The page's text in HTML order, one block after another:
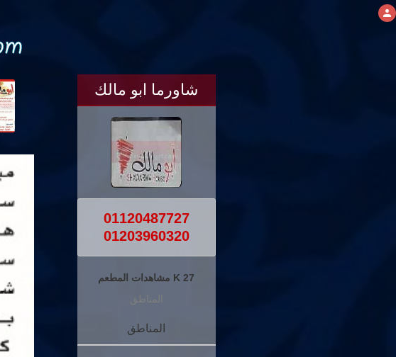
شاورما ابو مالك
01120487727
01203960320
27 K مشاهدات المطعم
المناطق
المناطق